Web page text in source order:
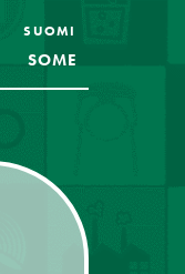
SUOMI
SOME